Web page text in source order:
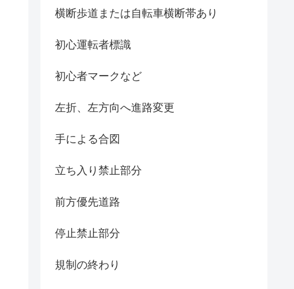
横断歩道または自転車横断帯あり
初心運転者標識
初心者マークなど
左折、左方向へ進路変更
手による合図
立ち入り禁止部分
前方優先道路
停止禁止部分
規制の終わり